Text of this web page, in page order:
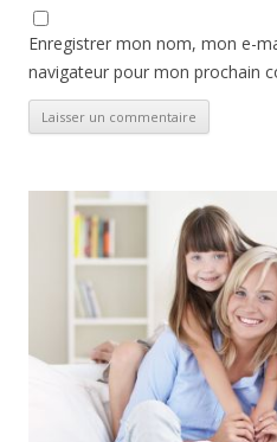
Enregistrer mon nom, mon e-
navigateur pour mon prochain